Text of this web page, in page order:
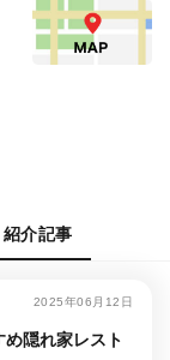
紹介記事
2025年06月12日
隠れ家レスト